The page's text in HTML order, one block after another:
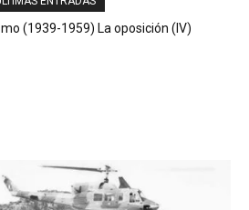
(1939-1959) La oposición (IV)